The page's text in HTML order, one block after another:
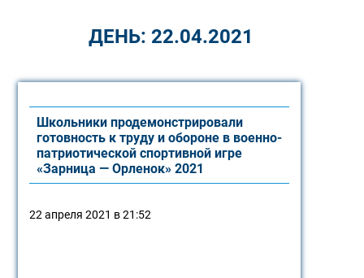
ДЕНЬ: 22.04.2021
Школьники продемонстрировали
готовность к труду и обороне в военно-
патриотической спортивной игре
«Зарница — Орленок» 2021
22 апреля 2021 в 21:52